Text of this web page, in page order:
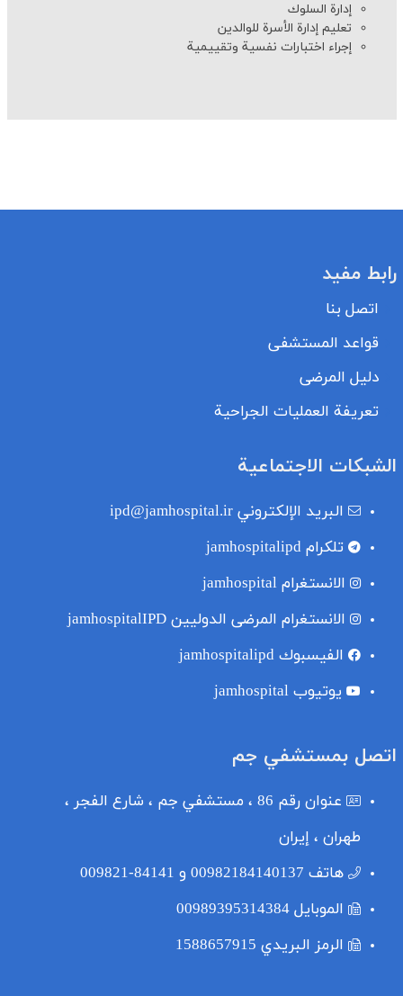
إدارة السلوك
تعليم إدارة الأسرة للوالدين
إجراء اختبارات نفسية وتقييمية
رابط مفيد
اتصل بنا
قواعد المستشفى
دليل المرضى
تعريفة العمليات الجراحية
الشبكات الاجتماعية
البريد الإلكتروني ipd@jamhospital.ir
تلکرام jamhospitalipd
الانستغرام jamhospital
الانستغرام المرضى الدوليين jamhospitalIPD
الفيسبوك jamhospitalipd
یوتیوب jamhospital
اتصل بمستشفي جم
عنوان
رقم 86 ، مستشفي جم ، شارع الفجر ،
طهران ، إيران
هاتف
الموبایل 00989395314384
الرمز البريدي